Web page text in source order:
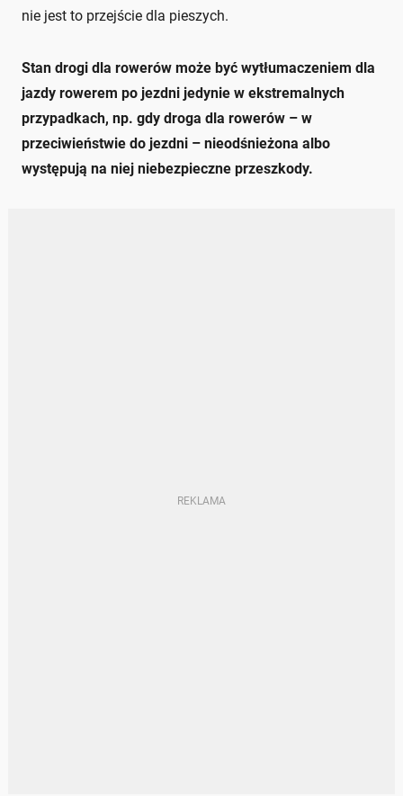
nie jest to przejście dla pieszych.
Stan drogi dla rowerów może być wytłumaczeniem dla
jazdy rowerem po jezdni jedynie w ekstremalnych
przypadkach, np. gdy droga dla rowerów – w
przeciwieństwie do jezdni – nieodśnieżona albo
występują na niej niebezpieczne przeszkody.